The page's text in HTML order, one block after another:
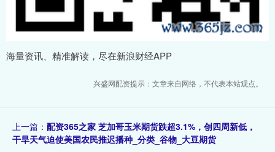
海量资讯、精准解读，尽在新浪财经APP
兴盛网配资提示：文章来自网络，不代表本站观点。
上一篇： 配资365之家 芝加哥玉米期货跌超3.1%，创四周新低，
干旱天气迫使美国农民推迟播种_分类_谷物_大豆期货